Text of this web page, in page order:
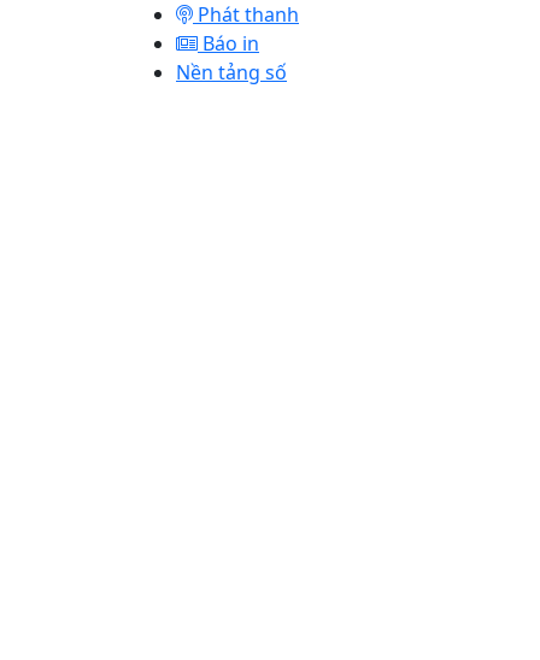
Phát thanh
Báo in
Nền tảng số